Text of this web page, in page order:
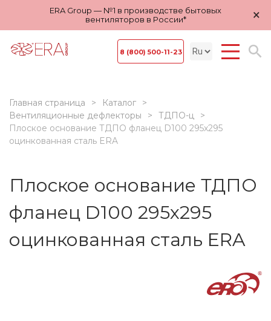
ERA Group — №1 в производстве бытовых
вентиляторов в России*
×
8 (800) 500-11-23
Главная страница
Каталог
Вентиляционные дефлекторы
ТДПО-ц
Плоское основание ТДПО фланец D100 295х295
оцинкованная сталь ERA
Плоское основание ТДПО
фланец D100 295х295
оцинкованная сталь ERA